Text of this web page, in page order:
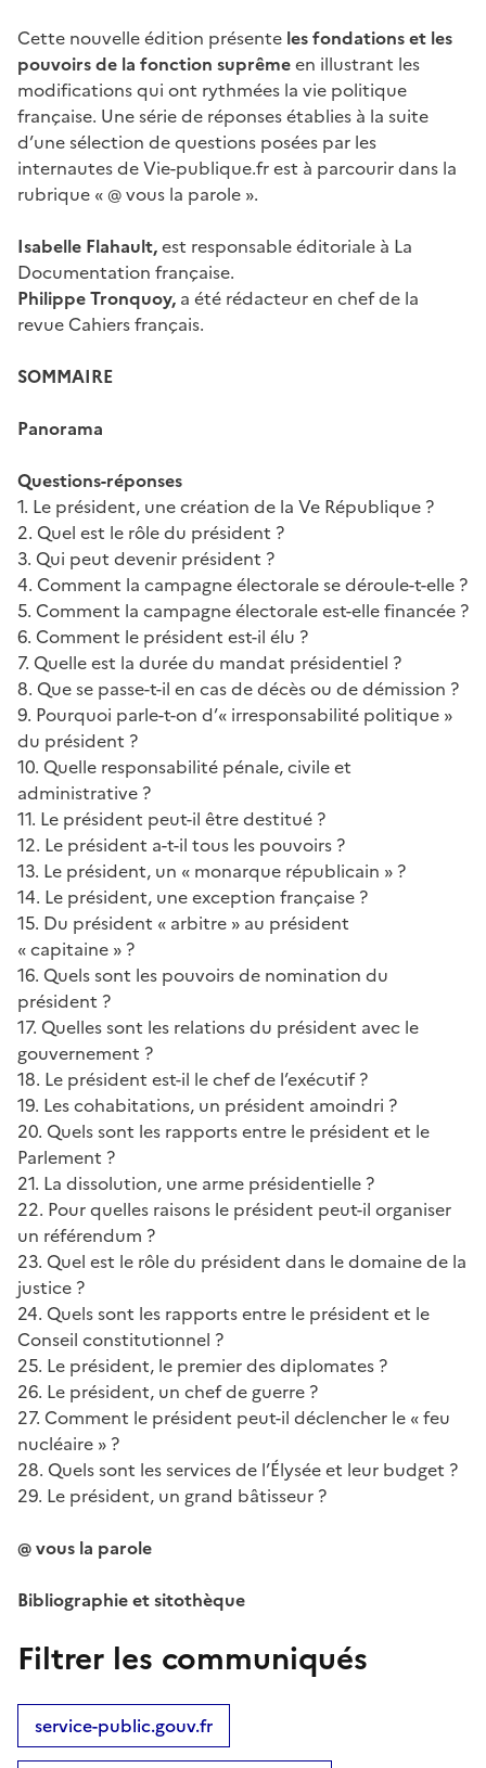
Cette nouvelle édition présente les fondations et les
pouvoirs de la fonction suprêmeen illustrant les
modifications qui ont rythmées la vie politique
française. Une série de réponses établies à la suite
d’une sélection de questions posées par les
internautes de Vie-publique.fr est à parcourir dans la
rubrique « @ vous la parole ».
Isabelle Flahault,est responsable éditoriale à La
Documentation française.
Philippe Tronquoy, a été rédacteur en chef de la
revue Cahiers français.
SOMMAIRE
Panorama
Questions-réponses
1. Le président, une création de la Ve République ?
2. Quel est le rôle du président ?
3. Qui peut devenir président ?
4. Comment la campagne électorale se déroule-t-elle ?
5. Comment la campagne électorale est-elle financée ?
6. Comment le président est-il élu ?
7. Quelle est la durée du mandat présidentiel ?
8. Que se passe-t-il en cas de décès ou de démission ?
9. Pourquoi parle-t-on d’« irresponsabilité politique »
du président ?
10. Quelle responsabilité pénale, civile et
administrative ?
11. Le président peut-il être destitué ?
12. Le président a-t-il tous les pouvoirs ?
13. Le président, un « monarque républicain » ?
14. Le président, une exception française ?
15. Du président « arbitre » au président
« capitaine » ?
16. Quels sont les pouvoirs de nomination du
président ?
17. Quelles sont les relations du président avec le
gouvernement ?
18. Le président est-il le chef de l’exécutif ?
19. Les cohabitations, un président amoindri ?
20. Quels sont les rapports entre le président et le
Parlement ?
21. La dissolution, une arme présidentielle ?
22. Pour quelles raisons le président peut-il organiser
un référendum ?
23. Quel est le rôle du président dans le domaine de la
justice ?
24. Quels sont les rapports entre le président et le
Conseil constitutionnel ?
25. Le président, le premier des diplomates ?
26. Le président, un chef de guerre ?
27. Comment le président peut-il déclencher le « feu
nucléaire » ?
28. Quels sont les services de l’Élysée et leur budget ?
29. Le président, un grand bâtisseur ?
@ vous la parole
Bibliographie et sitothèque
Filtrer les communiqués
service-public.gouv.fr